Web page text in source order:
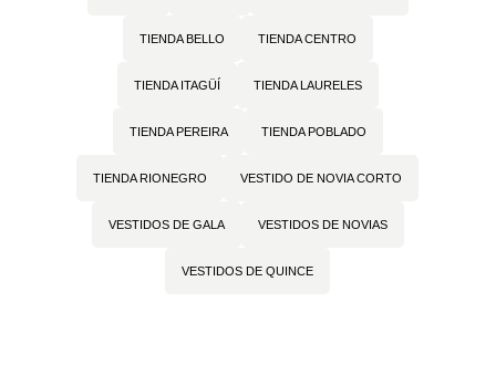
TIENDA BELLO TIENDA CENTRO
TIENDA ITAGÜÍ TIENDA LAURELES
TIENDA PEREIRA TIENDA POBLADO
TIENDA RIONEGRO VESTIDO DE NOVIA CORTO
VESTIDOS DE GALA VESTIDOS DE NOVIAS
VESTIDOS DE QUINCE